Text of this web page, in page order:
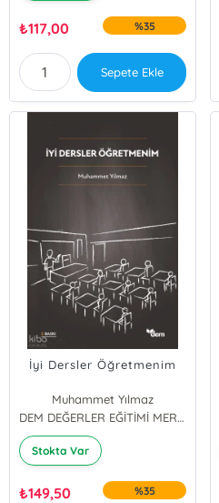
₺117,00 %35
Sepete Ekle
İyi Dersler Öğretmenim
Muhammet Yılmaz
DEM DEĞERLER EĞİTİMİ MERKEZİ YAYINLARI
Stokta Var
₺149,50 %35